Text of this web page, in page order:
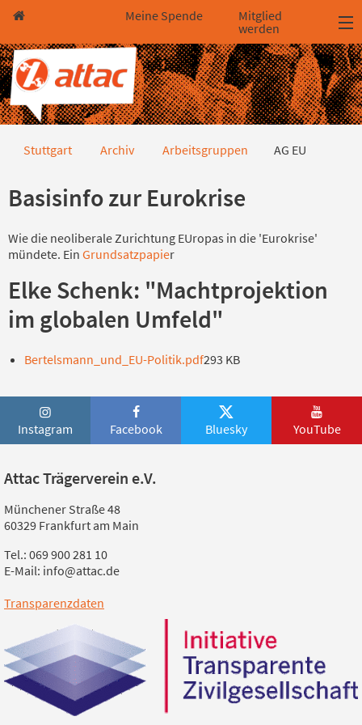
Direkt zum Hauptinhalt springen
Direkt zur Haupt-Navigation springen
Direkt zur Service-Navigation springen
Direkt zur Footer-Navigation springen
Direkt zum Footerinhalt springen
Meine Spende
Mitglied
werden
AG EU
Stuttgart Archiv Arbeitsgruppen AG EU
Basisinfo zur Eurokrise
Wie die neoliberale Zurichtung EUropas in die 'Eurokrise'
mündete. Ein Grundsatzpapier
Elke Schenk: "Machtprojektion
im globalen Umfeld"
Bertelsmann_und_EU-Politik.pdf293 KB
Instagram Facebook Bluesky YouTube
Attac Trägerverein e.V.
Münchener Straße 48
60329 Frankfurt am Main
Tel.: 069 900 281 10
E-Mail: info@attac.de
Transparenzdaten